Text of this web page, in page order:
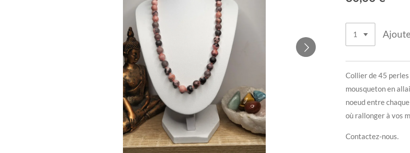
Collier de 45
mousqueton en
noeud entre
où rallonger à vos
Contactez-nous.